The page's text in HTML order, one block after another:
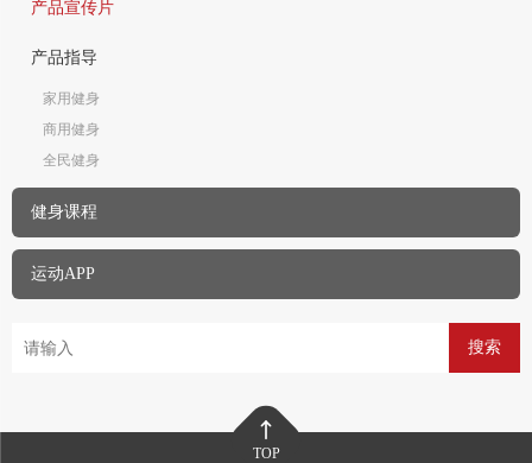
产品宣传片
产品指导
家用健身
商用健身
全民健身
健身课程
运动APP
搜索
TOP